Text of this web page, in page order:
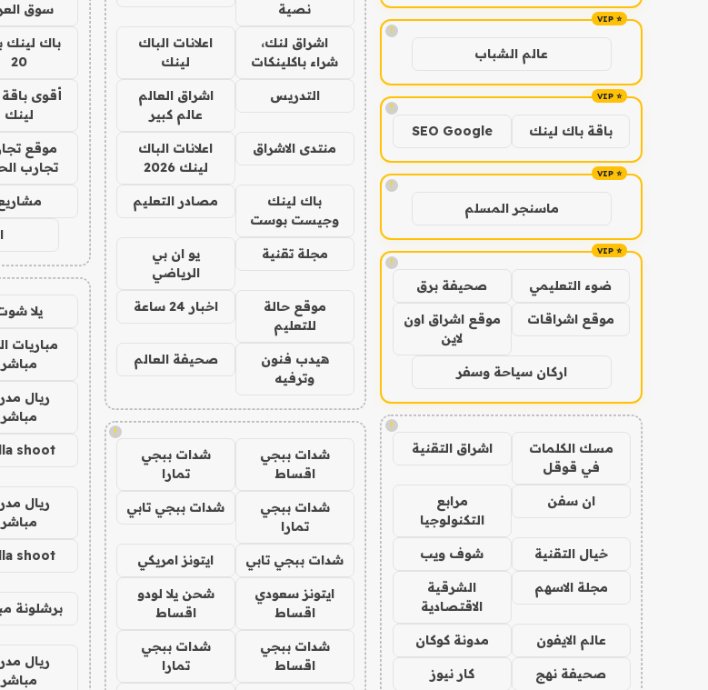
!
عالم الشباب
!
باقة باك لينك SEO Google
!
ماسنجر المسلم
!
ضوء التعليمي صحيفة برق
موقع اشراقات
موقع اشراق اون
لاين
اركان سياحة وسفر
!
مسك الكلمات
في قوقل
اشراق التقنية
ان سفن
مرابع
التكنولوجيا
خيال التقنية شوف ويب
مجلة الاسهم
الشرقية
الاقتصادية
عالم الايفون مدونة كوكان
صحيفة نهج كار نيوز
نصية
اشراق لنك،
شراء باكلينكات
اعلانات الباك
لينك
التدريس
اشراق العالم
عالم كبير
منتدى الاشراق
اعلانات الباك
لينك 2026
باك لينك
وجيست بوست
مصادر التعليم
مجلة تقنية
يو ان بي
الرياضي
موقع حالة
للتعليم
اخبار 24 ساعة
هيدب فنون
وترفيه
صحيفة العالم
!
شدات ببجي
اقساط
شدات ببجي
تمارا
شدات ببجي
تمارا
شدات ببجي تابي
شدات ببجي تابي ايتونز امريكي
ايتونز سعودي
اقساط
شحن يلا لودو
اقساط
شدات ببجي
اقساط
شدات ببجي
تمارا
سوق
باك لينك
20
أقوى
لينك
موقع
تجارب
يلا
مباريات
مباشر
ريال
مباشر
shoot
ريال
مباشر
shoot
برشلونة
ريال
مباشر